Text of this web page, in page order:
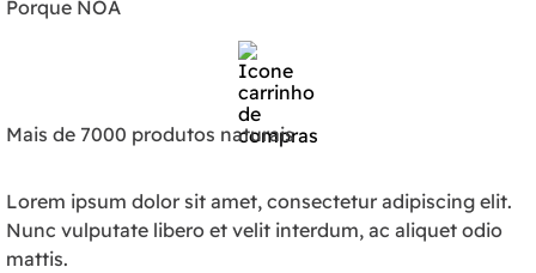
Porque NOA
Mais de 7000 produtos naturais
Lorem ipsum dolor sit amet, consectetur adipiscing elit.
Nunc vulputate libero et velit interdum, ac aliquet odio
mattis.